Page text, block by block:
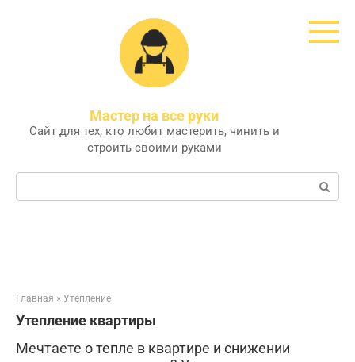
Мастер на все руки
Сайт для тех, кто любит мастерить, чинить и
строить своими руками
Поиск:
Главная » Утепление
Утепление квартиры
Мечтаете о тепле в квартире и снижении